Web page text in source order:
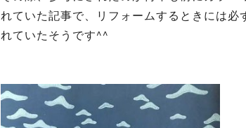
れていた記事で、リフォームするときには必
れていたそうです^^